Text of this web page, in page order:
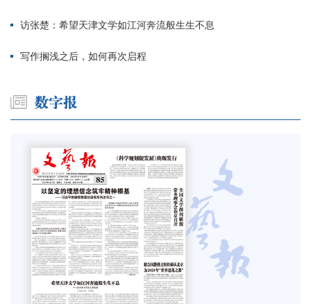
访张楚：希望天津文学如江河奔流般生生不息
写作搁浅之后，如何再次启程